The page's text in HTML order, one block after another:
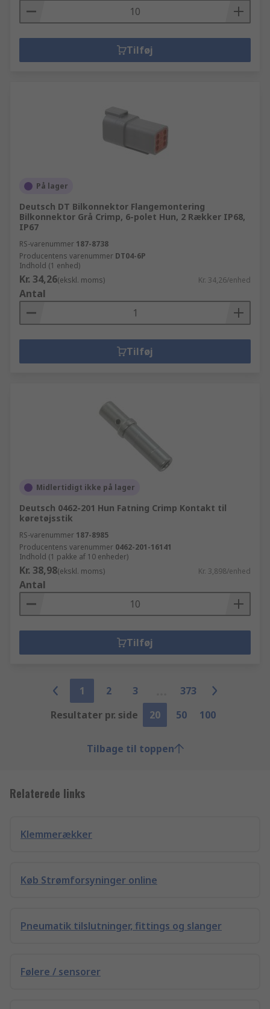
Tilføj
På lager
Deutsch DT Bilkonnektor Flangemontering
Bilkonnektor Grå Crimp, 6-polet Hun, 2 Rækker IP68,
IP67
RS-varenummer 187-8738
Producentens varenummer DT04-6P
Indhold (1 enhed)
Kr. 34,26(ekskl. moms) Kr. 34,26/enhed
Antal
Tilføj
Midlertidigt ikke på lager
Deutsch 0462-201 Hun Fatning Crimp Kontakt til
køretøjsstik
RS-varenummer 187-8985
Producentens varenummer 0462-201-16141
Indhold (1 pakke af 10 enheder)
Kr. 38,98(ekskl. moms) Kr. 3,898/enhed
Antal
Tilføj
1 2 3
373
Resultater pr. side
20 50 100
Tilbage til toppen
Relaterede links
Klemmerækker
Køb Strømforsyninger online
Pneumatik tilslutninger, fittings og slanger
Følere / sensorer